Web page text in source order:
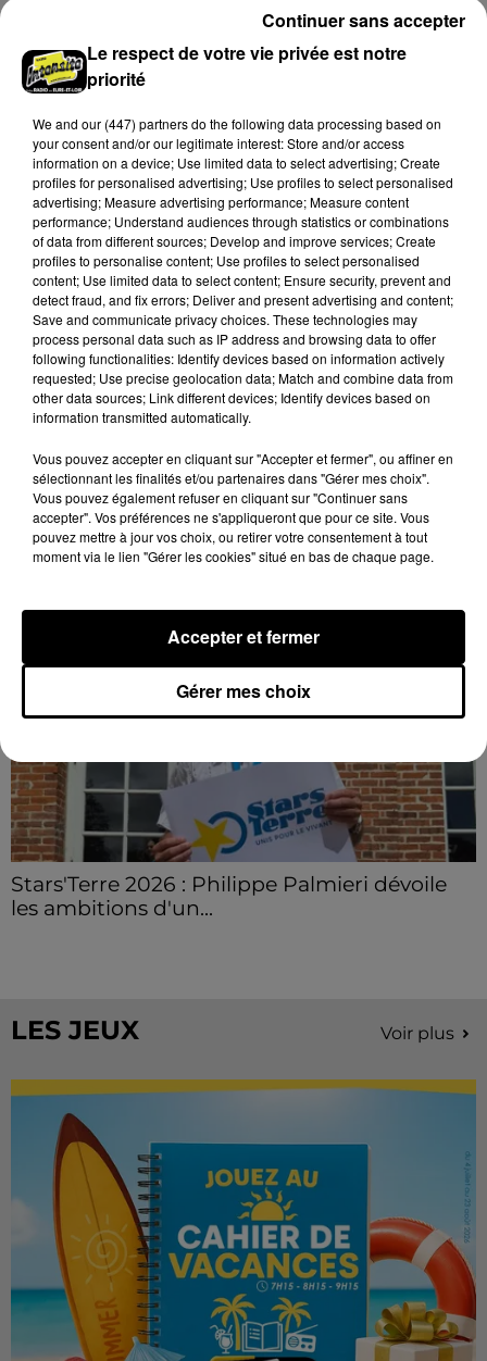
Les gendarmes de la brigade iront à la rencontre de
la population ce samedi 8 août sur le marché de
Nogent-le-Rotrou de 9h00 à 12h00.
C'est l'un des week-ends les plus chargés de l'été,
avec des départs aussi importants que les retours.
LE GRAND FORMAT Voir plus
Stars'Terre 2026 : Philippe Palmieri dévoile
les ambitions d'un...
LES JEUX Voir plus
Le respect de votre vie privée est notre
priorité
We and our (447) partnersdo the following data processing based on
your consent and/or our legitimate interest: Store and/or access
information on a device; Use limited data to select advertising; Create
profiles for personalised advertising; Use profiles to select personalised
advertising; Measure advertising performance; Measure content
performance; Understand audiences through statistics or combinations
of data from different sources; Develop and improve services; Create
profiles to personalise content; Use profiles to select personalised
content; Use limited data to select content; Ensure security, prevent and
detect fraud, and fix errors; Deliver and present advertising and content;
Save and communicate privacy choices. These technologies may
process personal data such as IP address and browsing data to offer
following functionalities: Identify devices based on information actively
requested; Use precise geolocation data; Match and combine data from
other data sources; Link different devices; Identify devices based on
information transmitted automatically.
Vous pouvez accepter en cliquant sur "Accepter et fermer", ou affiner en
sélectionnant les finalités et/ou partenaires dans "Gérer mes choix".
Vous pouvez également refuser en cliquant sur "Continuer sans
accepter". Vos préférences ne s'appliqueront que pour ce site. Vous
pouvez mettre à jour vos choix, ou retirer votre consentement à tout
moment via le lien "Gérer les cookies" situé en bas de chaque page.
Gérer mes choix
Accepter et fermer
Continuer sans accepter